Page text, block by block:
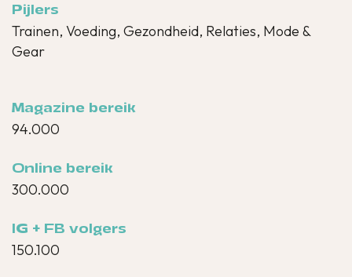
Pijlers
Trainen, Voeding, Gezondheid, Relaties, Mode &
Gear
Magazine bereik
94.000
Online bereik
300.000
IG + FB volgers
150.100